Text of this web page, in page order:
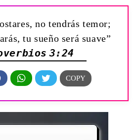
no tendrás temor;
tu sueño será suave”
3:24